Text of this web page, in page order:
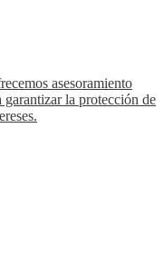
asesoramiento
la protección de